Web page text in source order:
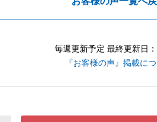
毎週更新予定 最終更新日
『お客様の声』掲載に